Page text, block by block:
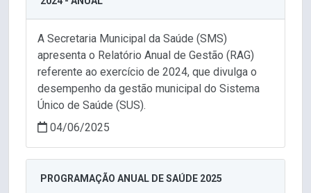
A Secretaria Municipal da Saúde (SMS)
apresenta o Relatório Anual de Gestão (RAG)
referente ao exercício de 2024, que divulga o
desempenho da gestão municipal do Sistema
Único de Saúde (SUS).
04/06/2025
PROGRAMAÇÃO ANUAL DE SAÚDE 2025